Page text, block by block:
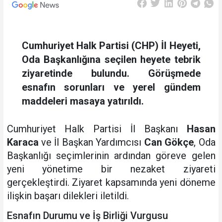
Cumhuriyet Halk Partisi (CHP) İl Heyeti,
Oda Başkanlığına seçilen heyete tebrik
ziyaretinde bulundu. Görüşmede
esnafın sorunları ve yerel gündem
maddeleri masaya yatırıldı.
Cumhuriyet Halk Partisi İl Başkanı Hasan
Karaca ve İl Başkan Yardımcısı Can Gökçe, Oda
Başkanlığı seçimlerinin ardından göreve gelen
yeni yönetime bir nezaket ziyareti
gerçekleştirdi. Ziyaret kapsamında yeni döneme
ilişkin başarı dilekleri iletildi.
Esnafın Durumu ve İş Birliği Vurgusu